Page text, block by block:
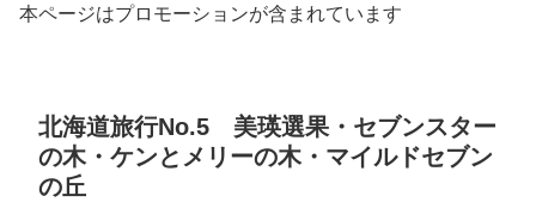
本ページはプロモーションが含まれています
北海道旅行No.5 美瑛選果・セブンスター
の木・ケンとメリーの木・マイルドセブン
の丘